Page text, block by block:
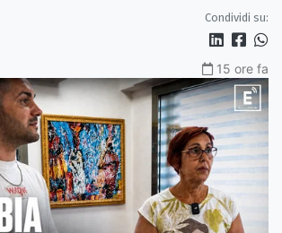
Condividi su:
15 ore fa